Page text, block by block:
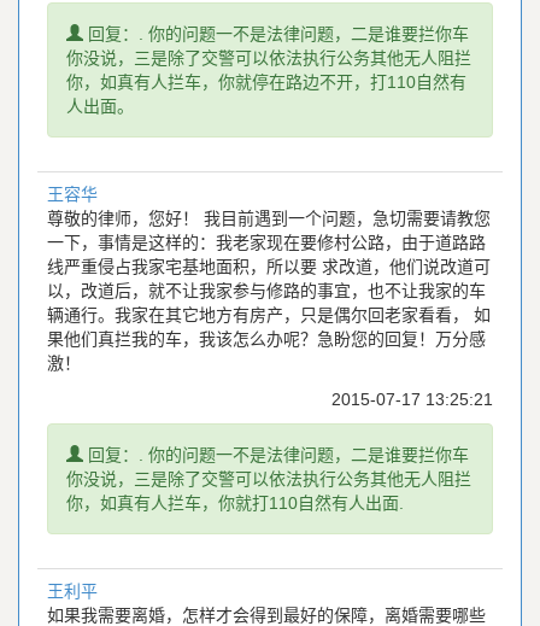
提
示
回复：. 你的问题一不是法律问题，二是谁要拦你车
你没说，三是除了交警可以依法执行公务其他无人阻拦
你，如真有人拦车，你就停在路边不开，打110自然有
人出面。
王容华
尊敬的律师，您好！ 我目前遇到一个问题，急切需要请教您
一下，事情是这样的：我老家现在要修村公路，由于道路路
线严重侵占我家宅基地面积，所以要 求改道，他们说改道可
以，改道后，就不让我家参与修路的事宜，也不让我家的车
辆通行。我家在其它地方有房产，只是偶尔回老家看看， 如
果他们真拦我的车，我该怎么办呢？急盼您的回复！万分感
激！
2015-07-17 13:25:21
提
示
回复：. 你的问题一不是法律问题，二是谁要拦你车
你没说，三是除了交警可以依法执行公务其他无人阻拦
你，如真有人拦车，你就打110自然有人出面.
王利平
如果我需要离婚，怎样才会得到最好的保障，离婚需要哪些